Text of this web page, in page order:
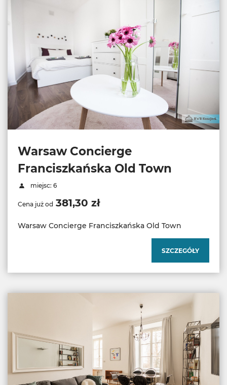
Warsaw Concierge
Franciszkańska Old Town
miejsc: 6
Cena już od 381,30 zł
Warsaw Concierge Franciszkańska Old Town
SZCZEGÓŁY